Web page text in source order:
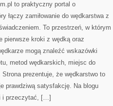
to praktyczny portal o
łączy zamiłowanie do wędkarstwa z
To przestrzeń, w którym
pierwsze kroki z wędką oraz
mogą znaleźć wskazówki
metod wędkarskich, miejsc do
prezentuje, że wędkarstwo to
prawdziwą satysfakcję. Na blogu
i przeczytać, […]